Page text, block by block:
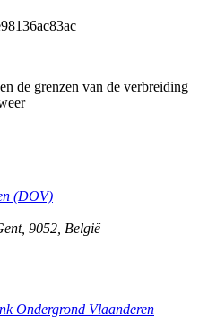
de grenzen van de verbreiding
(DOV)
, 9052 België
Ondergrond Vlaanderen